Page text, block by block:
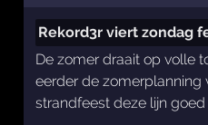
Rekord3r viert zondag
De zomer draait op volle
eerder de zomerplanning
strandfeest deze lijn goed